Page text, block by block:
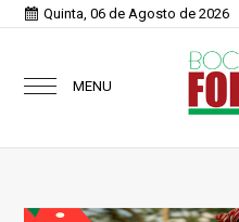
Quinta, 06 de Agosto de 2026
MENU